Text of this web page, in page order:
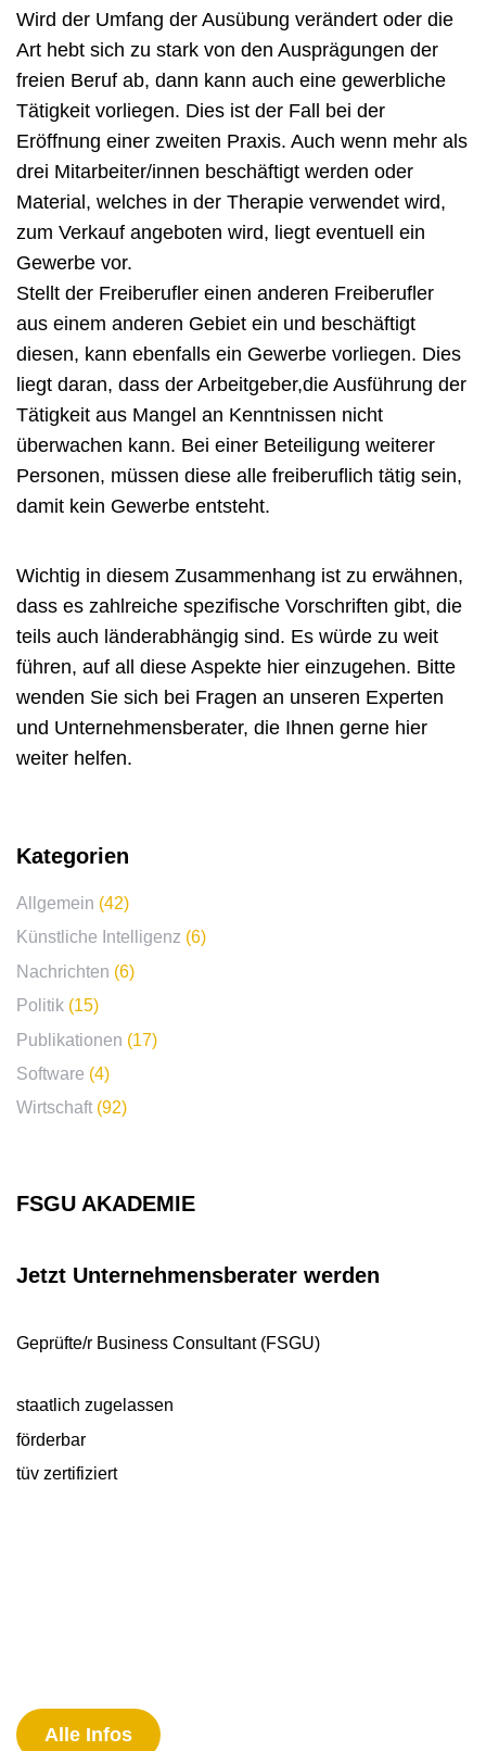
Wird der Umfang der Ausübung verändert oder die
Art hebt sich zu stark von den Ausprägungen der
freien Beruf ab, dann kann auch eine gewerbliche
Tätigkeit vorliegen. Dies ist der Fall bei der
Eröffnung einer zweiten Praxis. Auch wenn mehr als
drei Mitarbeiter/innen beschäftigt werden oder
Material, welches in der Therapie verwendet wird,
zum Verkauf angeboten wird, liegt eventuell ein
Gewerbe vor.
Stellt der Freiberufler einen anderen Freiberufler
aus einem anderen Gebiet ein und beschäftigt
diesen, kann ebenfalls ein Gewerbe vorliegen. Dies
liegt daran, dass der Arbeitgeber,die Ausführung der
Tätigkeit aus Mangel an Kenntnissen nicht
überwachen kann. Bei einer Beteiligung weiterer
Personen, müssen diese alle freiberuflich tätig sein,
damit kein Gewerbe entsteht.
Wichtig in diesem Zusammenhang ist zu erwähnen,
dass es zahlreiche spezifische Vorschriften gibt, die
teils auch länderabhängig sind. Es würde zu weit
führen, auf all diese Aspekte hier einzugehen. Bitte
wenden Sie sich bei Fragen an unseren Experten
und Unternehmensberater, die Ihnen gerne hier
weiter helfen.
Kategorien
Allgemein (42)
Künstliche Intelligenz (6)
Nachrichten (6)
Politik (15)
Publikationen (17)
Software (4)
Wirtschaft (92)
FSGU AKADEMIE
Jetzt Unternehmens­berater werden
Geprüfte/r Business Consultant (FSGU)
staatlich zugelassen
förderbar
tüv zertifiziert
Alle Infos